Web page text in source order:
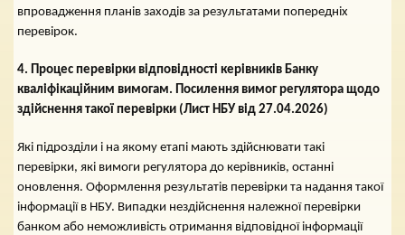
впровадження планів заходів за результатами попередніх
перевірок.
4. Процес перевірки відповідності керівників Банку
кваліфікаційним вимогам. Посилення вимог регулятора щодо
здійснення такої перевірки (Лист НБУ від 27.04.2026)
Які підрозділи і на якому етапі мають здійснювати такі
перевірки, які вимоги регулятора до керівників, останні
оновлення. Оформлення результатів перевірки та надання такої
інформації в НБУ. Випадки нездійснення належної перевірки
банком або неможливість отримання відповідної інформації